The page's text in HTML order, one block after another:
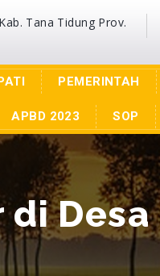
Tana Tidung Prov.
PEMERINTAH
APBD 2023 SOP
Desa